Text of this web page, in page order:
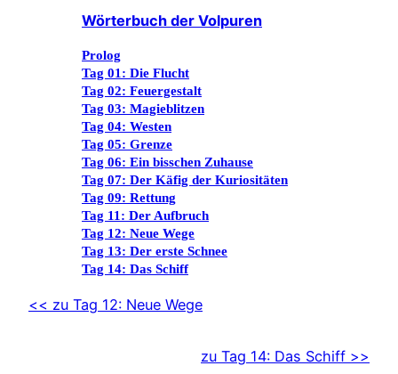
Wörterbuch der Volpuren
Prolog
Tag 01: Die Flucht
Tag 02: Feuergestalt
Tag 03: Magieblitzen
Tag 04: Westen
Tag 05: Grenze
Tag 06: Ein bisschen Zuhause
Tag 07: Der Käfig der Kuriositäten
Tag 09: Rettung
Tag 11: Der Aufbruch
Tag 12: Neue Wege
Tag 13: Der erste Schnee
Tag 14: Das Schiff
<< zu Tag 12: Neue Wege
zu Tag 14: Das Schiff >>